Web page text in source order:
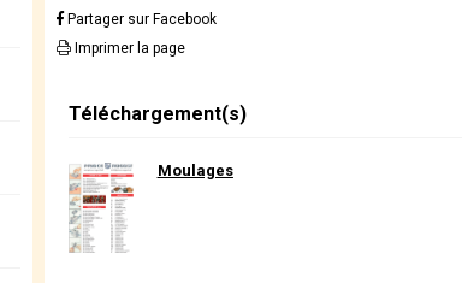
Partager sur Facebook
Imprimer la page
Téléchargement(s)
Moulages